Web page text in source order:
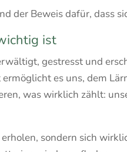
der Beweis dafür, dass
ist
gestresst und
es uns, dem
was wirklich zählt:
sondern sich